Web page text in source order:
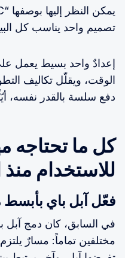
تصميم واحد يناسب كل
إعدادٌ واحد بسيط يعمل
الوقت، ويقلّل تكاليف
دفع سلسة بالقدر نفسه،
كل ما تحتاجه
للاستخدام منذ
فعّل آبل باي بأبسط
في السابق، كان دمج
مختلفين تماماً: مسارٌ